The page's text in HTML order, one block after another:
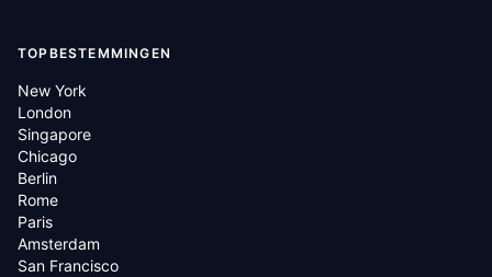
TOPBESTEMMINGEN
New York
London
Singapore
Chicago
Berlin
Rome
Paris
Amsterdam
San Francisco